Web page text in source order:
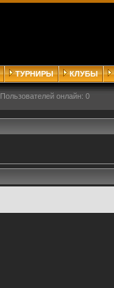
ТУРНИРЫ КЛУБЫ
Пользователей онлайн: 0